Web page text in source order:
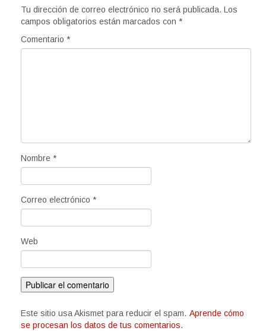
Tu dirección de correo electrónico no será publicada. Los
campos obligatorios están marcados con *
Comentario *
Nombre *
Correo electrónico *
Web
Este sitio usa Akismet para reducir el spam. Aprende cómo
se procesan los datos de tus comentarios.